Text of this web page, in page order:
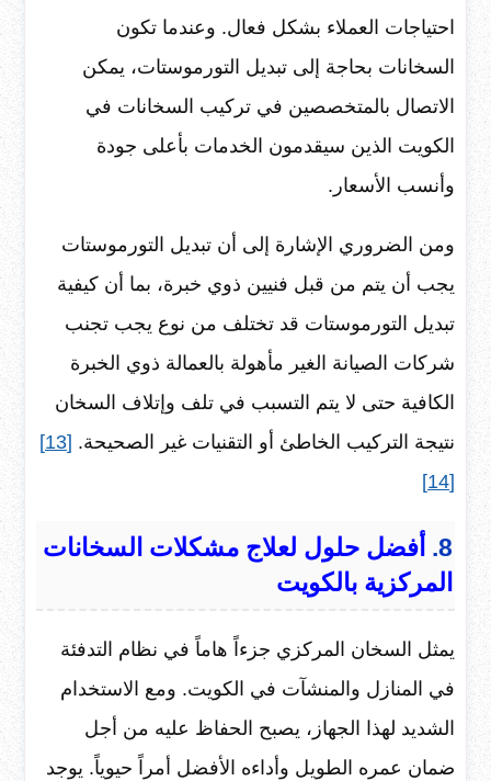
احتياجات العملاء بشكل فعال. وعندما تكون
السخانات بحاجة إلى تبديل التورموستات، يمكن
الاتصال بالمتخصصين في تركيب السخانات في
الكويت الذين سيقدمون الخدمات بأعلى جودة
وأنسب الأسعار.
ومن الضروري الإشارة إلى أن تبديل التورموستات
يجب أن يتم من قبل فنيين ذوي خبرة، بما أن كيفية
تبديل التورموستات قد تختلف من نوع يجب تجنب
شركات الصيانة الغير مأهولة بالعمالة ذوي الخبرة
الكافية حتى لا يتم التسبب في تلف وإتلاف السخان
نتيجة التركيب الخاطئ أو التقنيات غير الصحيحة. [13]
[14]
8.
أفضل حلول لعلاج مشكلات السخانات
المركزية بالكويت
يمثل السخان المركزي جزءاً هاماً في نظام التدفئة
في المنازل والمنشآت في الكويت. ومع الاستخدام
الشديد لهذا الجهاز، يصبح الحفاظ عليه من أجل
ضمان عمره الطويل وأداءه الأفضل أمراً حيوياً. يوجد